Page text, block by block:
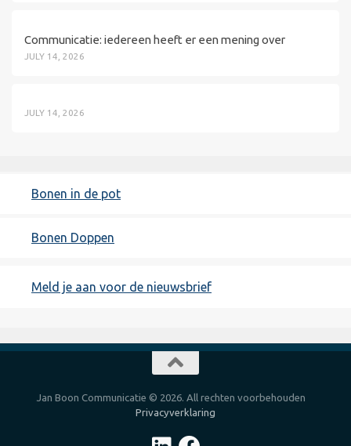
Communicatie: iedereen heeft er een mening over
JULY 14, 2026
JULY 14, 2026
Bonen in de pot
Bonen Doppen
Meld je aan voor de nieuwsbrief
Jan Boon Communicatie © 2026. All rechten voorbehouden
Privacyverklaring